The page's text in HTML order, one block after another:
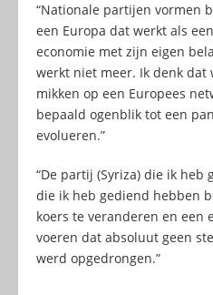
“Nationale partijen vormen
een Europa dat werkt als
economie met zijn eigen
werkt niet meer. Ik denk dat
mikken op een Europees
bepaald ogenblik tot een
evolueren.”
“De partij (Syriza) die ik heb
die ik heb gediend hebben
koers te veranderen en een
voeren dat absoluut geen
werd opgedrongen.”